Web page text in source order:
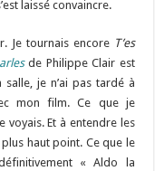
laissé convaincre.
Je tournais encore T’es
de Philippe Clair est
je n’ai pas tardé à
mon film. Ce que je
Et à entendre les
haut point. Ce que le
« Aldo la